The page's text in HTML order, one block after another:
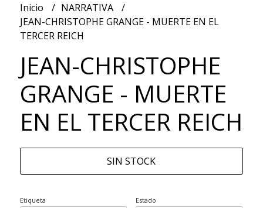
Inicio
NARRATIVA
JEAN-CHRISTOPHE GRANGE - MUERTE EN EL
TERCER REICH
JEAN-CHRISTOPHE
GRANGE - MUERTE
EN EL TERCER REICH
SIN STOCK
Etiqueta Estado